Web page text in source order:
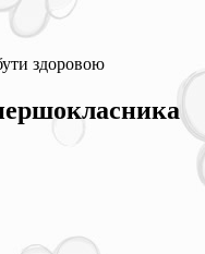
здоровою